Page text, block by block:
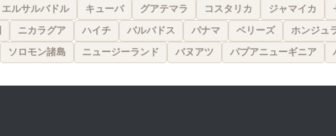
エルサルバドル キューバ グアテマラ コスタリカ ジャマイカ
ニカラグア ハイチ バルバドス パナマ ベリーズ ホンジュ
ソロモン諸島 ニュージーランド バヌアツ パプアニューギニア